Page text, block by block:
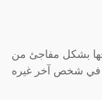
بشكل مفاجئ من
في شخص آخر غيره